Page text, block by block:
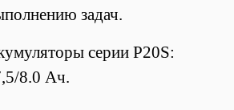
задач.
серии P20S:
8.0 Ач.